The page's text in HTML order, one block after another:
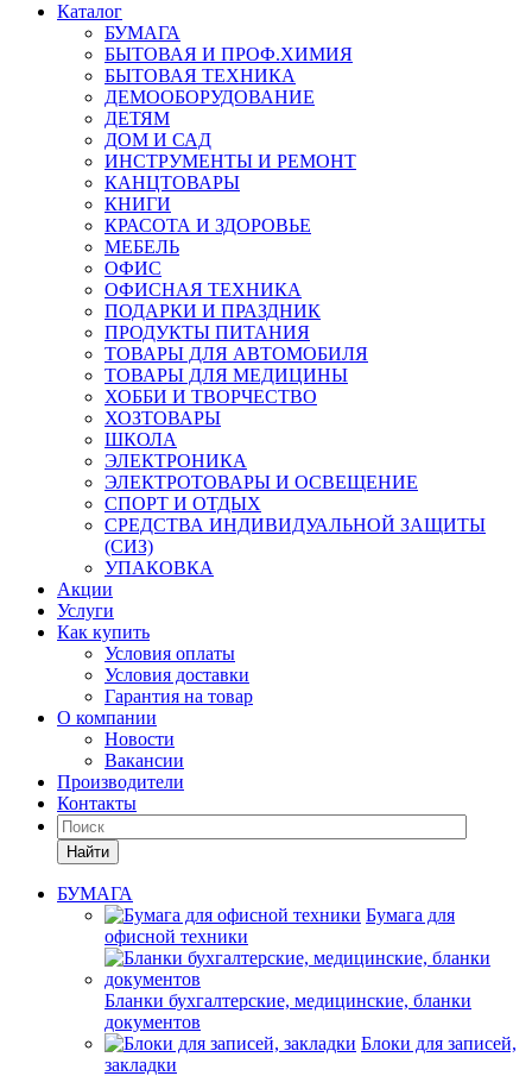
Каталог
БУМАГА
БЫТОВАЯ И ПРОФ.ХИМИЯ
БЫТОВАЯ ТЕХНИКА
ДЕМООБОРУДОВАНИЕ
ДЕТЯМ
ДОМ И САД
ИНСТРУМЕНТЫ И РЕМОНТ
КАНЦТОВАРЫ
КНИГИ
КРАСОТА И ЗДОРОВЬЕ
МЕБЕЛЬ
ОФИС
ОФИСНАЯ ТЕХНИКА
ПОДАРКИ И ПРАЗДНИК
ПРОДУКТЫ ПИТАНИЯ
ТОВАРЫ ДЛЯ АВТОМОБИЛЯ
ТОВАРЫ ДЛЯ МЕДИЦИНЫ
ХОББИ И ТВОРЧЕСТВО
ХОЗТОВАРЫ
ШКОЛА
ЭЛЕКТРОНИКА
ЭЛЕКТРОТОВАРЫ И ОСВЕЩЕНИЕ
СПОРТ И ОТДЫХ
СРЕДСТВА ИНДИВИДУАЛЬНОЙ ЗАЩИТЫ
(СИЗ)
УПАКОВКА
Акции
Услуги
Как купить
Условия оплаты
Условия доставки
Гарантия на товар
О компании
Новости
Вакансии
Производители
Контакты
Найти
БУМАГА
Бумага для
офисной техники
Бланки бухгалтерские, медицинские, бланки
документов
Блоки для записей,
закладки